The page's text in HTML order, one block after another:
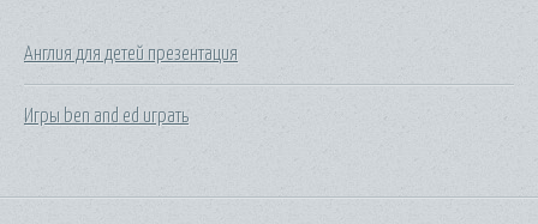
Англия для детей презентация
Игры ben and ed играть